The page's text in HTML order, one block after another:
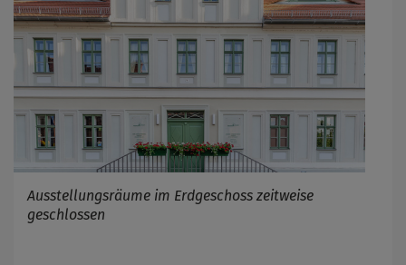
Ausstellungsräume im Erdgeschoss zeitweise
geschlossen